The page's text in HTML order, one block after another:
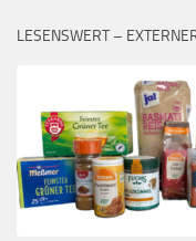
LESENSWERT –